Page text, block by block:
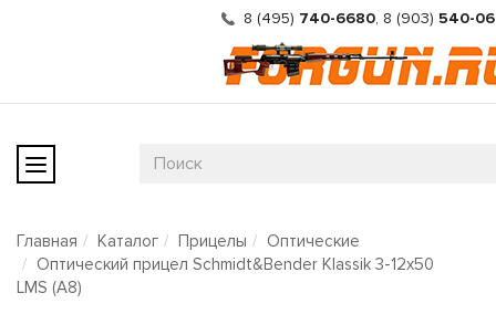
8 (495) 740-6680, 8 (903) 540-
Главная Каталог Прицелы
Оптические
Оптический прицел Schmidt&Bender Klassik 3-12x50
LMS (A8)